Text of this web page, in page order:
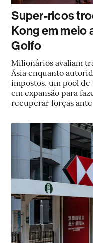
Super-ricos
Kong em meio
Golfo
Milionários avaliam
Ásia enquanto
impostos, um pool
em expansão para
recuperar forças